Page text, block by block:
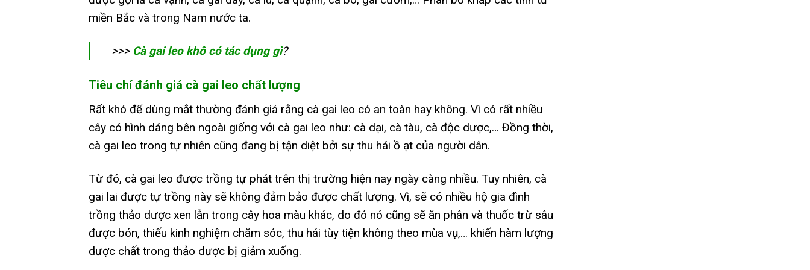
miền Bắc và trong Nam nước ta.
>>> Cà gai leo khô có tác dụng gì?
Tiêu chí đánh giá cà gai leo chất lượng
Rất khó để dùng mắt thường đánh giá rằng cà gai leo có an toàn hay không. Vì có rất nhiều
cây có hình dáng bên ngoài giống với cà gai leo như: cà dại, cà tàu, cà độc dược,… Đồng thời,
cà gai leo trong tự nhiên cũng đang bị tận diệt bởi sự thu hái ồ ạt của người dân.
Từ đó, cà gai leo được trồng tự phát trên thị trường hiện nay ngày càng nhiều. Tuy nhiên, cà
gai lai được tự trồng này sẽ không đảm bảo được chất lượng. Vì, sẽ có nhiều hộ gia đình
trồng thảo dược xen lẫn trong cây hoa màu khác, do đó nó cũng sẽ ăn phân và thuốc trừ sâu
được bón, thiếu kinh nghiệm chăm sóc, thu hái tùy tiện không theo mùa vụ,… khiến hàm lượng
dược chất trong thảo dược bị giảm xuống.